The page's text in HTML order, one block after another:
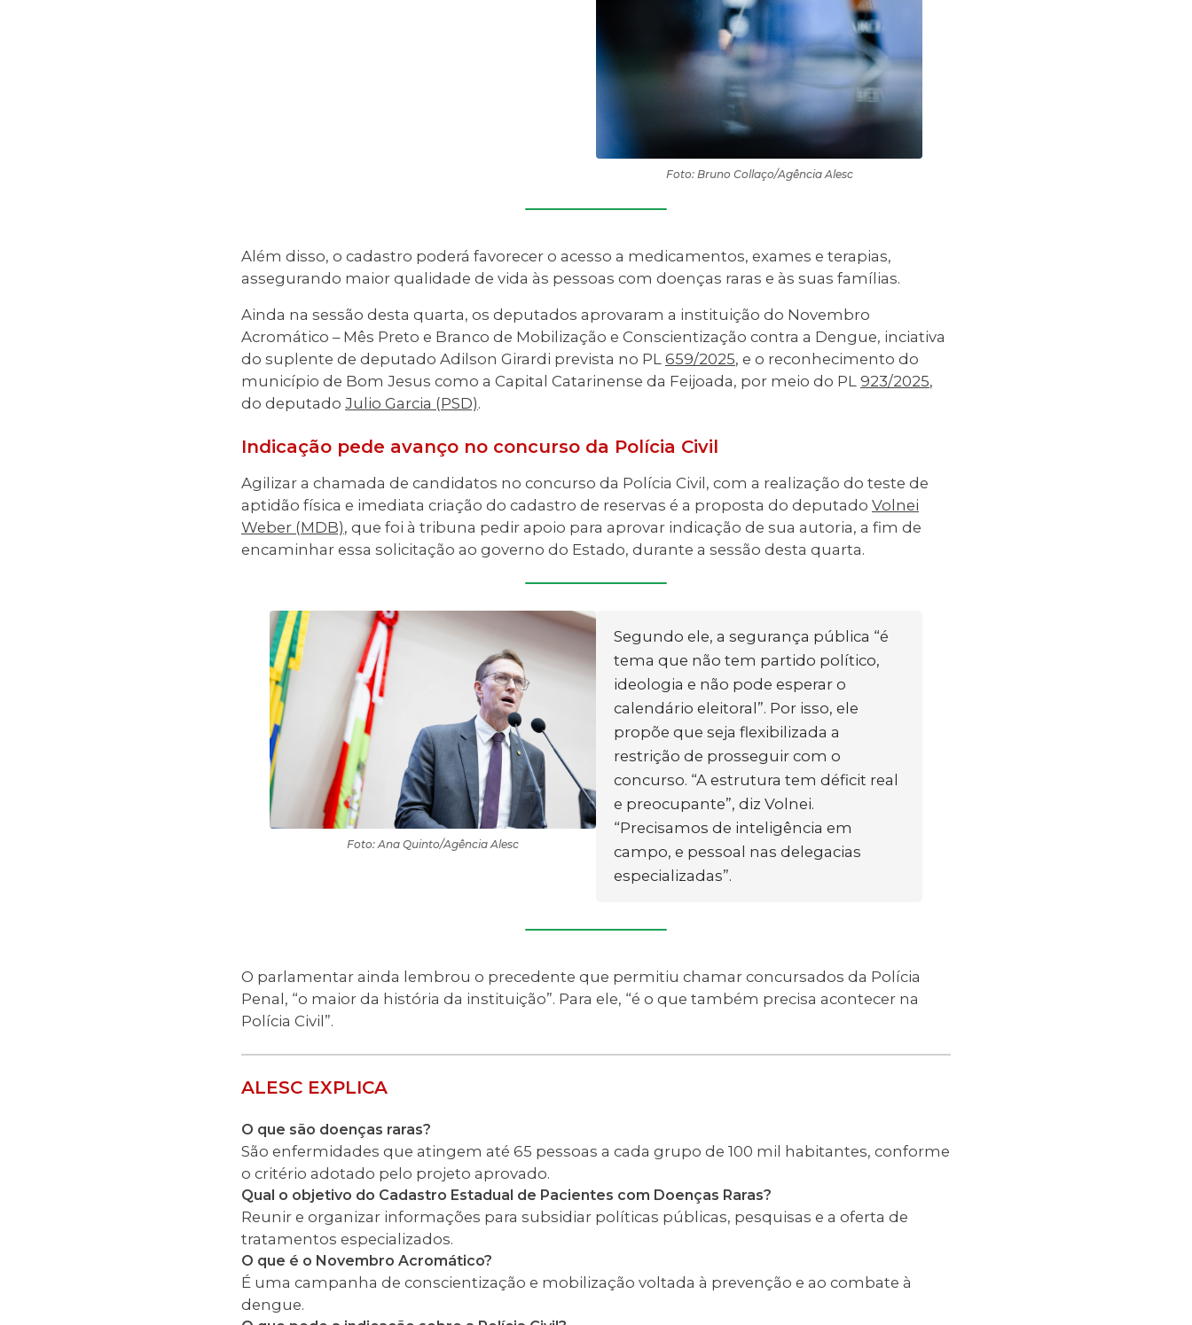
Foto: Bruno Collaço/Agência Alesc
Além disso, o cadastro poderá favorecer o acesso a medicamentos, exames e terapias,
assegurando maior qualidade de vida às pessoas com doenças raras e às suas famílias.
Ainda na sessão desta quarta, os deputados aprovaram a instituição do Novembro
Acromático – Mês Preto e Branco de Mobilização e Conscientização contra a Dengue, inciativa
do suplente de deputado Adilson Girardi prevista no PL 659/2025, e o reconhecimento do
município de Bom Jesus como a Capital Catarinense da Feijoada, por meio do PL 923/2025,
do deputado Julio Garcia (PSD).
Indicação pede avanço no concurso da Polícia Civil
Agilizar a chamada de candidatos no concurso da Polícia Civil, com a realização do teste de
aptidão física e imediata criação do cadastro de reservas é a proposta do deputado Volnei
Weber (MDB), que foi à tribuna pedir apoio para aprovar indicação de sua autoria, a fim de
encaminhar essa solicitação ao governo do Estado, durante a sessão desta quarta.
Foto: Ana Quinto/Agência Alesc
Segundo ele, a segurança pública “é
tema que não tem partido político,
ideologia e não pode esperar o
calendário eleitoral”. Por isso, ele
propõe que seja flexibilizada a
restrição de prosseguir com o
concurso. “A estrutura tem déficit real
e preocupante”, diz Volnei.
“Precisamos de inteligência em
campo, e pessoal nas delegacias
especializadas”.
O parlamentar ainda lembrou o precedente que permitiu chamar concursados da Polícia
Penal, “o maior da história da instituição”. Para ele, “é o que também precisa acontecer na
Polícia Civil”.
ALESC EXPLICA
O que são doenças raras?
São enfermidades que atingem até 65 pessoas a cada grupo de 100 mil habitantes, conforme
o critério adotado pelo projeto aprovado.
Qual o objetivo do Cadastro Estadual de Pacientes com Doenças Raras?
Reunir e organizar informações para subsidiar políticas públicas, pesquisas e a oferta de
tratamentos especializados.
O que é o Novembro Acromático?
É uma campanha de conscientização e mobilização voltada à prevenção e ao combate à
dengue.